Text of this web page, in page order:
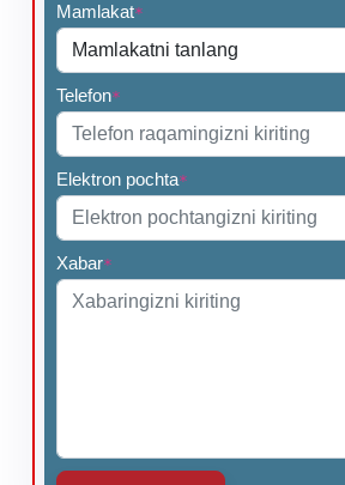
Mamlakat*
Telefon*
Elektron pochta*
Xabar*